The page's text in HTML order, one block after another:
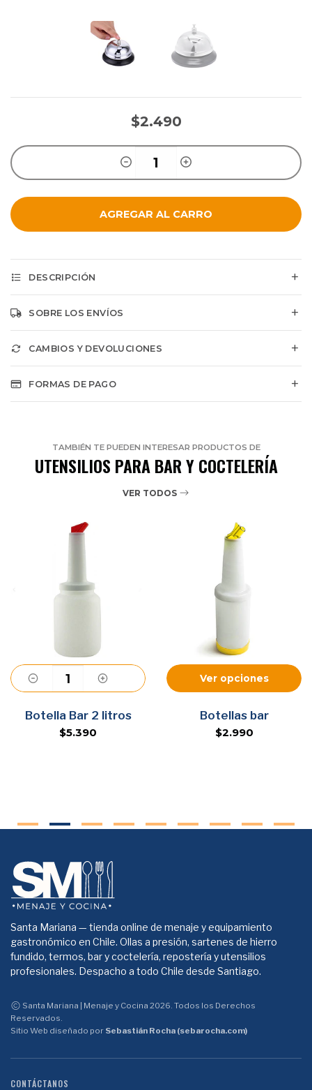
$2.490
AGREGAR AL CARRO
DESCRIPCIÓN
SOBRE LOS ENVÍOS
CAMBIOS Y DEVOLUCIONES
FORMAS DE PAGO
TAMBIÉN TE PUEDEN INTERESAR PRODUCTOS DE
UTENSILIOS PARA BAR Y COCTELERÍA
VER TODOS
Agregar
Botella Bar 2 litros
$5.390
Ver opciones
Botellas bar
$2.990
Santa Mariana — tienda online de menaje y equipamiento
gastronómico en Chile. Ollas a presión, sartenes de hierro
fundido, termos, bar y coctelería, repostería y utensilios
profesionales. Despacho a todo Chile desde Santiago.
Santa Mariana | Menaje y Cocina 2026. Todos los Derechos
Reservados.
Sitio Web diseñado por Sebastián Rocha (sebarocha.com)
CONTÁCTANOS